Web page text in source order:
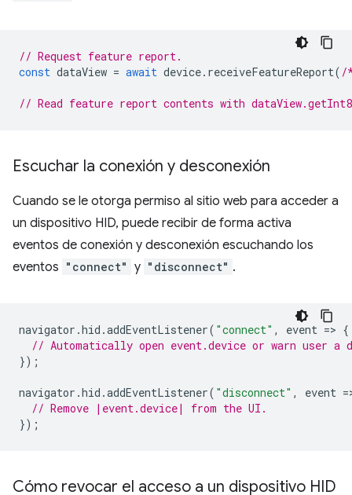
// Request feature report.
const dataView = await device. receiveFeatureReport( /
// Read feature report contents with
Escuchar la conexión y desconexión
Cuando se le otorga permiso al sitio web para acceder a
un dispositivo HID, puede recibir de forma activa
eventos de conexión y desconexión escuchando los
eventos "connect" y "disconnect" .
navigator .hid .addEventListener( "connect" , event => {
// Automatically open event.device or warn user
});
navigator .hid .addEventListener( "disconnect" , event =
// Remove |event.device| from the UI.
});
Cómo revocar el acceso a un dispositivo HID